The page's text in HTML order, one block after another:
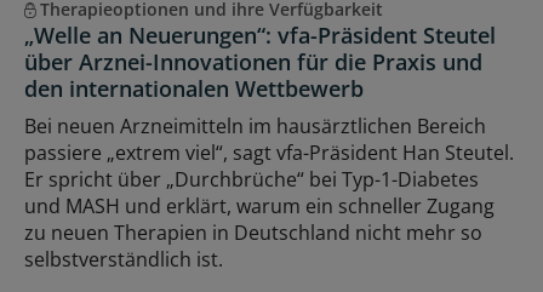
Therapieoptionen und ihre Verfügbarkeit
„Welle an Neuerungen“: vfa-Präsident Steutel
über Arznei-Innovationen für die Praxis und
den internationalen Wettbewerb
Bei neuen Arzneimitteln im hausärztlichen Bereich
passiere „extrem viel“, sagt vfa-Präsident Han Steutel.
Er spricht über „Durchbrüche“ bei Typ-1-Diabetes
und MASH und erklärt, warum ein schneller Zugang
zu neuen Therapien in Deutschland nicht mehr so
selbstverständlich ist.